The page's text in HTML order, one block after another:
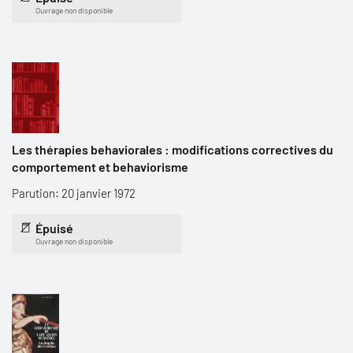
Ouvrage non disponible
Les thérapies behaviorales : modifications correctives du
comportement et behaviorisme
Parution: 20 janvier 1972
Épuisé
Ouvrage non disponible